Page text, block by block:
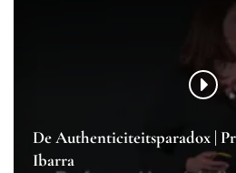
De Authenticiteitsparadox |
Ibarra